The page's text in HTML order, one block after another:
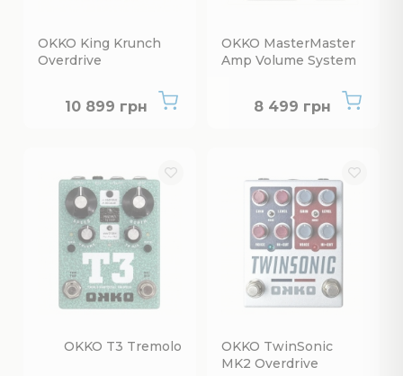
OKKO King Krunch
Overdrive
10 899 грнНет в наличии
OKKO MasterMaster
Amp Volume System
8 499 грнНет в наличии
OKKO T3 Tremolo
OKKO TwinSonic
MK2 Overdrive